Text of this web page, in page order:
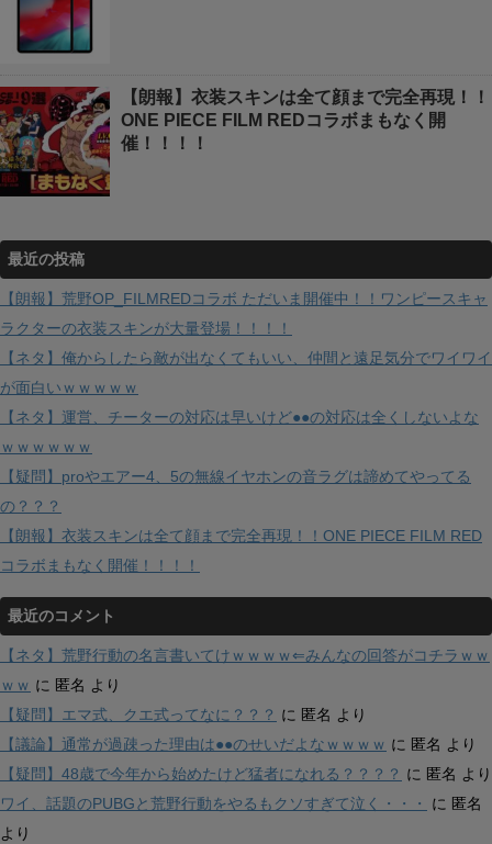
【朗報】衣装スキンは全て顔まで完全再現！！
ONE PIECE FILM REDコラボまもなく開
催！！！！
最近の投稿
【朗報】荒野OP_FILMREDコラボ ただいま開催中！！ワンピースキャ
ラクターの衣装スキンが大量登場！！！！
【ネタ】俺からしたら敵が出なくてもいい、仲間と遠足気分でワイワイ
が面白いｗｗｗｗｗ
【ネタ】運営、チーターの対応は早いけど●●の対応は全くしないよな
ｗｗｗｗｗｗ
【疑問】proやエアー4、5の無線イヤホンの音ラグは諦めてやってる
の？？？
【朗報】衣装スキンは全て顔まで完全再現！！ONE PIECE FILM RED
コラボまもなく開催！！！！
最近のコメント
【ネタ】荒野行動の名言書いてけｗｗｗｗ⇐みんなの回答がコチラｗｗ
ｗｗ に 匿名 より
【疑問】エマ式、クエ式ってなに？？？ に 匿名 より
【議論】通常が過疎った理由は●●のせいだよなｗｗｗｗ に 匿名 より
【疑問】48歳で今年から始めたけど猛者になれる？？？？ に 匿名 より
ワイ、話題のPUBGと荒野行動をやるもクソすぎて泣く・・・
に 匿名
より